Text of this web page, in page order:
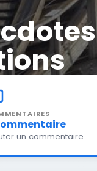
un commentaire